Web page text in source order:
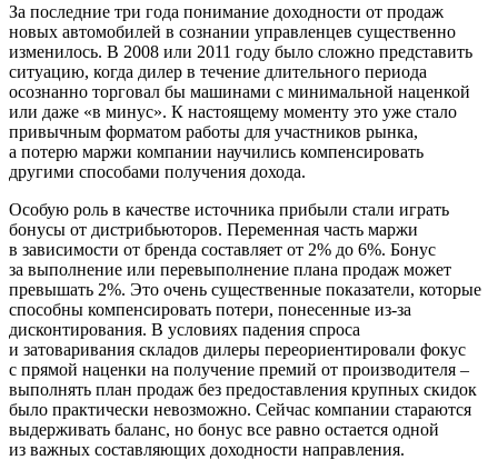
За последние три года понимание доходности от продаж
новых автомобилей в сознании управленцев существенно
изменилось. В 2008 или 2011 году было сложно представить
ситуацию, когда дилер в течение длительного периода
осознанно торговал бы машинами с минимальной наценкой
или даже «в минус». К настоящему моменту это уже стало
привычным форматом работы для участников рынка,
а потерю маржи компании научились компенсировать
другими способами получения дохода.
Особую роль в качестве источника прибыли стали играть
бонусы от дистрибьюторов. Переменная часть маржи
в зависимости от бренда составляет от 2% до 6%. Бонус
за выполнение или перевыполнение плана продаж может
превышать 2%. Это очень существенные показатели, которые
способны компенсировать потери, понесенные из-за
дисконтирования. В условиях падения спроса
и затоваривания складов дилеры переориентировали фокус
с прямой наценки на получение премий от производителя –
выполнять план продаж без предоставления крупных скидок
было практически невозможно. Сейчас компании стараются
выдерживать баланс, но бонус все равно остается одной
из важных составляющих доходности направления.